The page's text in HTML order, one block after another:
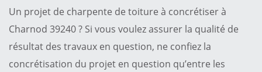
Un projet de charpente de toiture à concrétiser à
Charnod 39240 ? Si vous voulez assurer la qualité de
résultat des travaux en question, ne confiez la
concrétisation du projet en question qu’entre les